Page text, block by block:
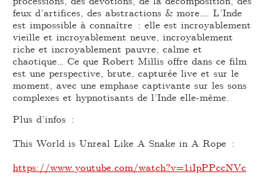
feux d’artifices, des abstractions & more…. L’Inde
est impossible à connaître : elle est incroyablement
vieille et incroyablement neuve, incroyablement
riche et incroyablement pauvre, calme et
chaotique… Ce que Robert Millis offre dans ce film
est une perspective, brute, capturée live et sur le
moment, avec une emphase captivante sur les sons
complexes et hypnotisants de l’Inde elle-même.
Plus d’infos :
This World is Unreal Like A Snake in A Rope :
https://www.youtube.com/watch?v=1iIpPPccNVc